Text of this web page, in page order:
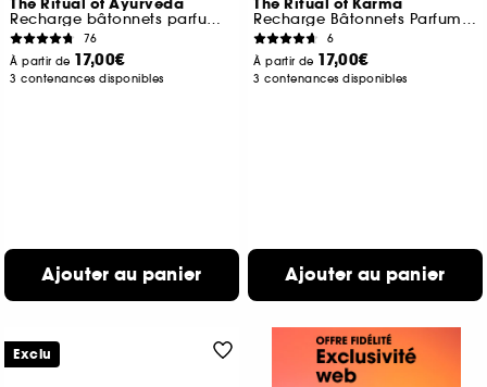
The Ritual of Ayurveda
Recharge bâtonnets parfumés
76
À partir de 17,00€
3 contenances disponibles
Ajouter au panier
The Ritual of Karma
Recharge Bâtonnets Parfumés
6
À partir de 17,00€
3 contenances disponibles
Ajouter au panier
Exclu